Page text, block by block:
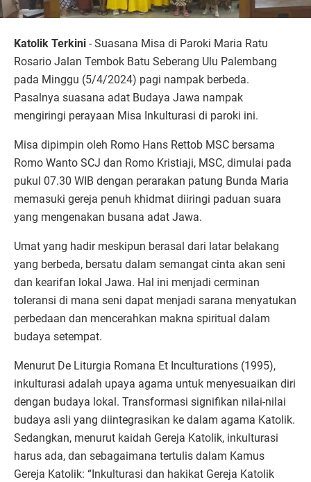
Katolik Terkini - Suasana Misa di Paroki Maria Ratu
Rosario Jalan Tembok Batu Seberang Ulu Palembang
pada Minggu (5/4/2024) pagi nampak berbeda.
Pasalnya suasana adat Budaya Jawa nampak
mengiringi perayaan Misa Inkulturasi di paroki ini.
Misa dipimpin oleh Romo Hans Rettob MSC bersama
Romo Wanto SCJ dan Romo Kristiaji, MSC, dimulai pada
pukul 07.30 WIB dengan perarakan patung Bunda Maria
memasuki gereja penuh khidmat diiringi paduan suara
yang mengenakan busana adat Jawa.
Umat yang hadir meskipun berasal dari latar belakang
yang berbeda, bersatu dalam semangat cinta akan seni
dan kearifan lokal Jawa. Hal ini menjadi cerminan
toleransi di mana seni dapat menjadi sarana menyatukan
perbedaan dan mencerahkan makna spiritual dalam
budaya setempat.
Menurut De Liturgia Romana Et Inculturations (1995),
inkulturasi adalah upaya agama untuk menyesuaikan diri
dengan budaya lokal. Transformasi signifikan nilai-nilai
budaya asli yang diintegrasikan ke dalam agama Katolik.
Sedangkan, menurut kaidah Gereja Katolik, inkulturasi
harus ada, dan sebagaimana tertulis dalam Kamus
Gereja Katolik: “Inkulturasi dan hakikat Gereja Katolik